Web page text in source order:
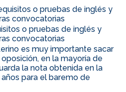
o pruebas de inglés y
convocatorias
o pruebas de inglés y
convocatorias
es muy importante sacar
en la mayoría de
la nota obtenida en la
para el baremo de